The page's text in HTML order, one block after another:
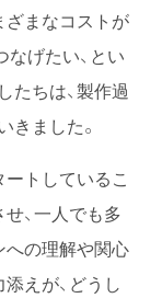
ざまなコストが
げたい、とい
たちは、製作過
ました。
トしているこ
、一人でも多
への理解や関心
えが、どうし